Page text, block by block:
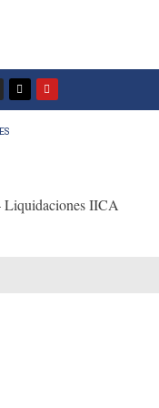
Liquidaciones IICA